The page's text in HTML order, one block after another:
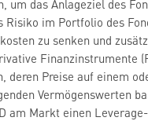
um das Anlageziel des
Risiko im Portfolio des
zu senken und
Finanzinstrumente
deren Preise auf einem
Vermögenswerten
am Markt einen